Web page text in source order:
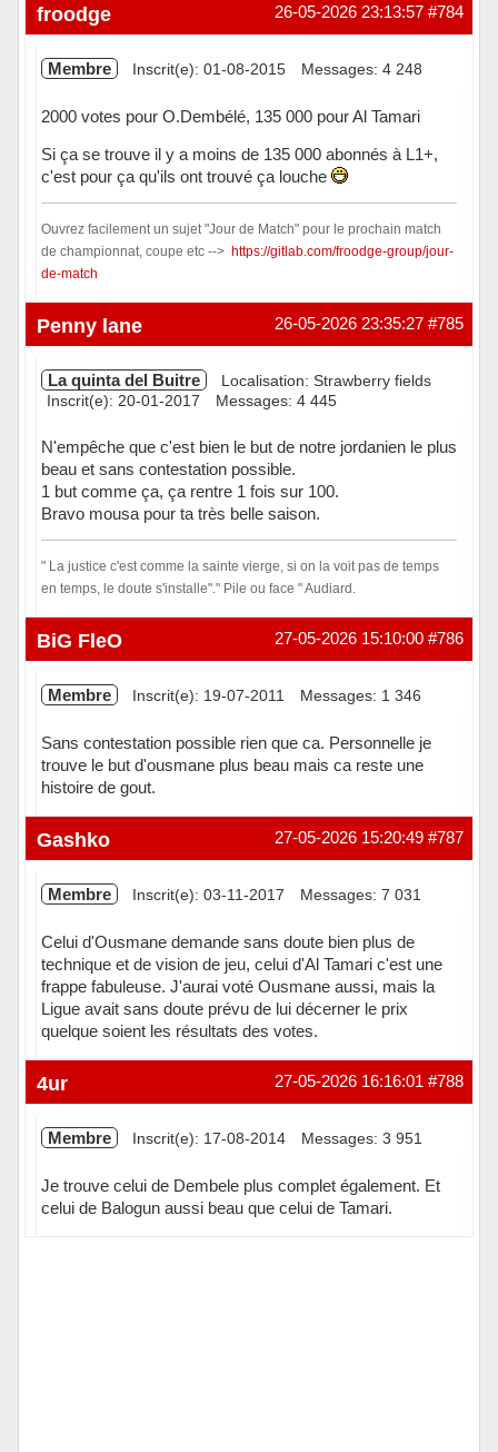
#784
26-05-2026 23:13:57
froodge
Membre Inscrit(e): 01-08-2015 Messages: 4 248
2000 votes pour O.Dembélé, 135 000 pour Al Tamari
Si ça se trouve il y a moins de 135 000 abonnés à L1+,
c'est pour ça qu'ils ont trouvé ça louche
Ouvrez facilement un sujet "Jour de Match" pour le prochain match
de championnat, coupe etc --> https://gitlab.com/froodge-group/jour-
de-match
Hors ligne #785
26-05-2026 23:35:27
Penny lane
La quinta del Buitre
Localisation: Strawberry fields
Inscrit(e): 20-01-2017
Messages: 4 445
N'empêche que c'est bien le but de notre jordanien le plus
beau et sans contestation possible.
1 but comme ça, ça rentre 1 fois sur 100.
Bravo mousa pour ta très belle saison.
" La justice c'est comme la sainte vierge, si on la voit pas de temps
en temps, le doute s'installe"." Pile ou face " Audiard.
En ligne #786
27-05-2026 15:10:00
BiG FleO
Membre Inscrit(e): 19-07-2011 Messages: 1 346
Sans contestation possible rien que ca. Personnelle je
trouve le but d'ousmane plus beau mais ca reste une
histoire de gout.
Hors ligne #787
27-05-2026 15:20:49
Gashko
Membre Inscrit(e): 03-11-2017 Messages: 7 031
Celui d'Ousmane demande sans doute bien plus de
technique et de vision de jeu, celui d'Al Tamari c'est une
frappe fabuleuse. J'aurai voté Ousmane aussi, mais la
Ligue avait sans doute prévu de lui décerner le prix
quelque soient les résultats des votes.
Hors ligne #788
27-05-2026 16:16:01
4ur
Membre Inscrit(e): 17-08-2014 Messages: 3 951
Je trouve celui de Dembele plus complet également. Et
celui de Balogun aussi beau que celui de Tamari.